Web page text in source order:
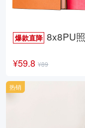
爆款直降 8x8PU照片书NewLife
¥59.8 ¥89
热销